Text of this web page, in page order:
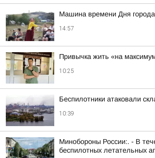
Машина времени Дня
14:57
Привычка жить «на
10:25
Беспилотники атаковали
10:39
Минобороны России:. - В
беспилотных летательных